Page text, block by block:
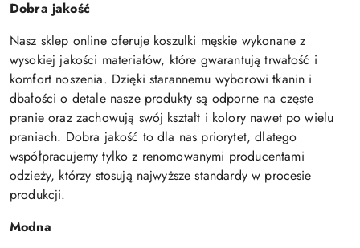
Dobra jakość
Nasz sklep online oferuje koszulki męskie wykonane z
wysokiej jakości materiałów, które gwarantują trwałość i
komfort noszenia. Dzięki starannemu wyborowi tkanin i
dbałości o detale nasze produkty są odporne na częste
pranie oraz zachowują swój kształt i kolory nawet po wielu
praniach. Dobra jakość to dla nas priorytet, dlatego
współpracujemy tylko z renomowanymi producentami
odzieży, którzy stosują najwyższe standardy w procesie
produkcji.
Modna